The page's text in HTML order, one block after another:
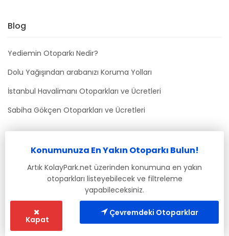
Blog
Yediemin Otoparkı Nedir?
Dolu Yağışından arabanızı Koruma Yolları
İstanbul Havalimanı Otoparkları ve Ücretleri
Sabiha Gökçen Otoparkları ve Ücretleri
© 2019-2021 Tüm Hakları Saklıdır
Konumunuza En Yakın Otoparkı Bulun!
Artık KolayPark.net üzerinden konumuna en yakın
otoparkları listeyebilecek ve filtreleme
yapabileceksiniz.
Kapat
Çevremdeki Otoparklar